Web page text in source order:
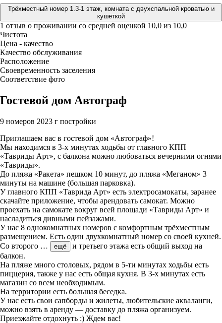
Трёхместный номер 1.3-1 этаж, комната с двухспальной кроватью и
кушеткой
1 отзыв о проживании со средней оценкой 10,0 из 10,0
Чистота
Цена - качество
Качество обслуживания
Расположение
Своевременность заселения
Соответствие фото
Гостевой дом Автограф
9 номеров 2023 г постройки
Приглашаем вас в гостевой дом «Автограф»!
Мы находимся в 3-х минутах ходьбы от главного КПП
«Тавриды Арт», с балкона можно любоваться вечерними огнями
«Тавриды».
До пляжа «Ракета» пешком 10 минут, до пляжа «Меганом» 3
минуты на машине (большая парковка).
У главного КПП «Таврида Арт» есть электросамокаты, заранее
скачайте приложение, чтобы арендовать самокат. Можно
проехать на самокате вокруг всей площади «Тавриды Арт» и
насладиться дивными пейзажами.
У нас 8 однокомнатных номеров с комфортным трёхместным
размещением. Есть один двухкомнатный номер со своей кухней.
Со второго … ещё
и третьего этажа есть общий выход на
балкон.
На пляже много столовых, рядом в 5-ти минутах ходьбы есть
пиццерия, также у нас есть общая кухня. В 3-х минутах есть
магазин со всем необходимым.
На территории есть большая беседка.
У нас есть свои сапборды и жилеты, любительские акваланги,
можно взять в аренду — доставку до пляжа организуем.
Приезжайте отдохнуть :) Ждем вас!